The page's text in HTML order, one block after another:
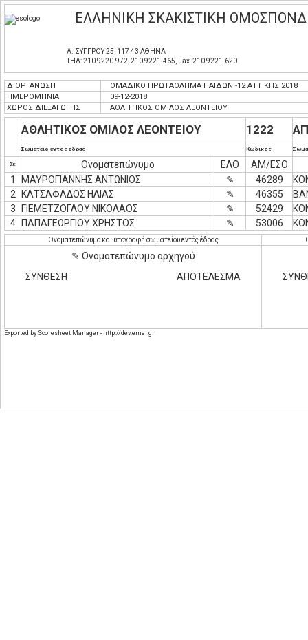
ΕΛΛΗΝΙΚΗ ΣΚΑΚΙΣΤΙΚΗ
Λ. ΣΥΓΓΡΟΥ 25, 117 43 ΑΘΗΝΑ
ΤΗΛ: 210 9220-972, 210 9221-465, Fax :210 9221-620
ΔΙΟΡΓΑΝΩΣΗ
ΟΜΑΔΙΚΟ ΠΡΩΤΑΘΛΗΜΑ ΠΑΙΔΩΝ -12 ΑΤΤΙΚΗΣ 2018
ΗΜΕΡΟΜΗΝΙΑ
09-12-2018
ΧΩΡΟΣ ΔΙΕΞΑΓΩΓΗΣ
ΑΘΛΗΤΙΚΟΣ ΟΜΙΛΟΣ ΛΕΟΝΤΕΙΟΥ
ΑΘΛΗΤΙΚΟΣ ΟΜΙΛΟΣ ΛΕΟΝΤΕΙΟΥ
Σωματείο εντός έδρας
1222
Κωδικός
Σκ Ονοματεπώνυμο ΕΛΟ
ΑΜ/ΕΣΟ
1
ΜΑΥΡΟΓΙΑΝΝΗΣ ΑΝΤΩΝΙΟΣ ✎ 46289
2
ΚΑΤΣΑΦΑΔΟΣ ΗΛΙΑΣ ✎ 46355
3
ΓΙΕΜΕΤΖΟΓΛΟΥ ΝΙΚΟΛΑΟΣ ✎ 52429
4
ΠΑΠΑΓΕΩΡΓΙΟΥ ΧΡΗΣΤΟΣ ✎ 53006
Ονοματεπώνυμο και υπογραφή σωματείου εντός έδρας
✎ Ονοματεπώνυμο αρχηγού
ΣΥΝΘΕΣΗ
ΑΠΟΤΕΛΕΣΜΑ
Exported by Scoresheet Manager - http://dev.emar.gr